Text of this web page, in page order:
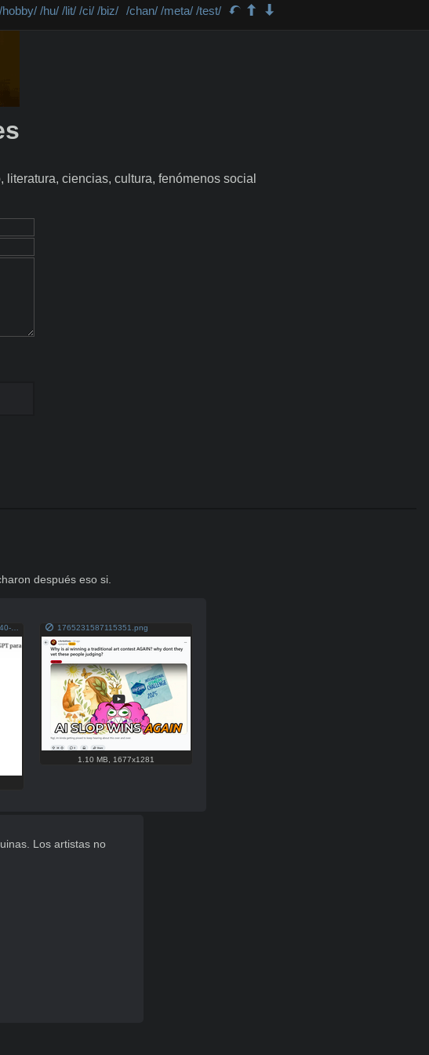
/hobby/ /hu/ /lit/ /ci/ /biz/ /chan/ /meta/ /test/
ciencias, cultura, fenómenos social
después eso si.
Screenshot 2023-05-18 at 14-40-52 Nobel de Literatura chino admite que usó ChatGPT para escribir un discurso.png 1765231587115351.png
1.10 MB 1677x1281
Los artistas no